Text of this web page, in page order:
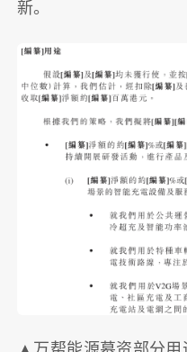
新。